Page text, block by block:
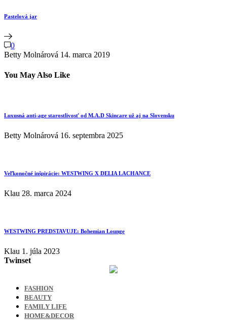
Pastelová jar
0
Betty Molnárová 14. marca 2019
You May Also Like
Luxusná anti-age starostlivosť od M.A.D Skincare už aj na Slovensku
Betty Molnárová 16. septembra 2025
Veľkonočné inšpirácie: WESTWING X DELIA LACHANCE
Klau 28. marca 2024
WESTWING PREDSTAVUJE: Bohemian Lounge
Klau 1. júla 2023
Twinset
FASHION
BEAUTY
FAMILY LIFE
HOME&DECOR